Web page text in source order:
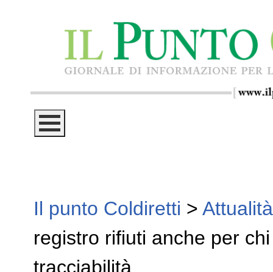
Il punto Coldiretti > Attualità
registro rifiuti anche per
tracciabilità